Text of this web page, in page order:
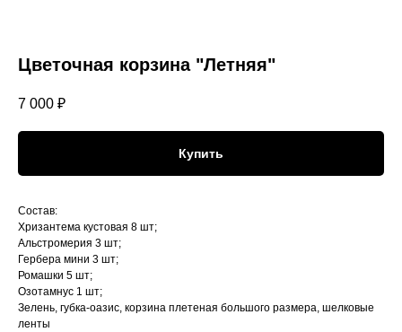
Цветочная корзина "Летняя"
7 000 ₽
Купить
Состав:
Хризантема кустовая 8 шт;
Альстромерия 3 шт;
Гербера мини 3 шт;
Ромашки 5 шт;
Озотамнус 1 шт;
Зелень, губка-оазис, корзина плетеная большого размера, шелковые
ленты